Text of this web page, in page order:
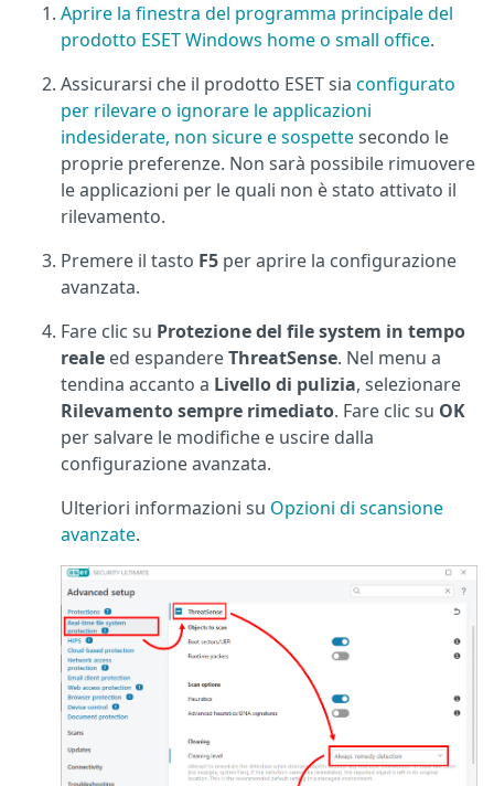
Aprire la finestra del programma principale del
prodotto ESET Windows home o small office.
Assicurarsi che il prodotto ESET sia configurato
per rilevare o ignorare le applicazioni
indesiderate, non sicure e sospettesecondo le
proprie preferenze. Non sarà possibile rimuovere
le applicazioni per le quali non è stato attivato il
rilevamento.
Premere il tasto F5 per aprire la configurazione
avanzata.
Fare clic su Protezione del file system in tempo
reale ed espandereThreatSense. Nel menu a
tendina accanto a Livello di pulizia, selezionare
Rilevamento sempre rimediato. Fare clic su OK
per salvare le modifiche e uscire dalla
configurazione avanzata.
Ulteriori informazioni su Opzioni di scansione
avanzate.